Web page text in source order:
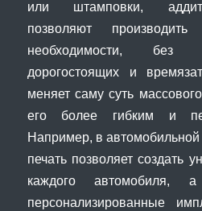
или штамповки,
позволяют
необходимости, без
дорогостоящих и
меняет саму суть
его более гибким и
Например, в
печать позволяет создать
каждого
персонализированные